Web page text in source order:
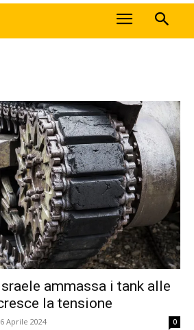
ammassa i tank alle
la tensione
Aprile 2024 0